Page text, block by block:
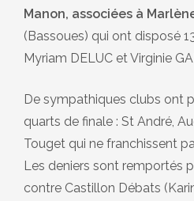
Manon, associées à
(Bassoues) qui ont disposé
Myriam DELUC et Virginie
De sympathiques clubs ont
quarts de finale : St André,
Touget qui ne franchissent
Les deniers sont remportés
contre Castillon Débats